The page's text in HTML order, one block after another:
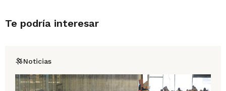
Te podría interesar
Noticias